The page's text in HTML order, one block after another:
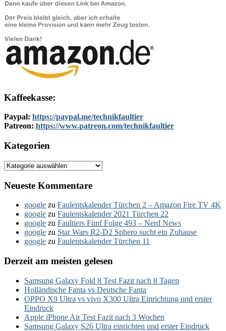
Kaffeekasse:
Paypal: https://paypal.me/technikfaultier
Patreon: https://www.patreon.com/technikfaultier
Kategorien
Kategorien
Neueste Kommentare
google zu Faulentskalender Türchen 2 – Amazon Fire TV 4K
google zu Faulentskalender 2021 Türchen 22
google zu Faultiers Fünf Folge 493 – Nerd News
google zu Star Wars R2-D2 Sphero sucht ein Zuhause
google zu Faulentskalender Türchen 11
Derzeit am meisten gelesen
Samsung Galaxy Fold 8 Test Fazit nach 8 Tagen
Holländische Fanta vs Deutsche Fanta
OPPO X9 Ultra vs vivo X300 Ultra Einrichtung und erster
Eindruck
Apple iPhone Air Test Fazit nach 3 Wochen
Samsung Galaxy S26 Ultra einrichten und erster Eindruck